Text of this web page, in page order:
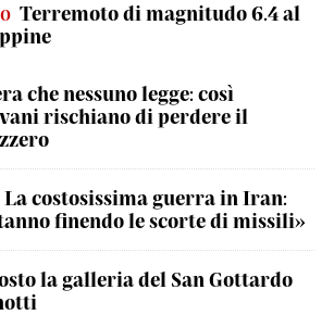
Terremoto di magnitudo 6.4 al
che nessuno legge: così
rischiano di perdere il
La costosissima guerra in Iran:
finendo le scorte di missili»
la galleria del San Gottardo